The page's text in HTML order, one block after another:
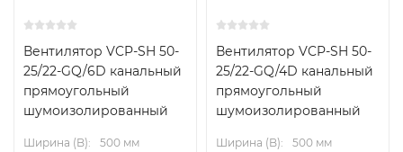
Вентилятор VCP-SH 50-
25/22-GQ/6D канальный
прямоугольный
шумоизолированный
Ширина (B):
500 мм
Вентилятор VCP-SH 50-
25/22-GQ/4D канальный
прямоугольный
шумоизолированный
Ширина (B):
500 мм